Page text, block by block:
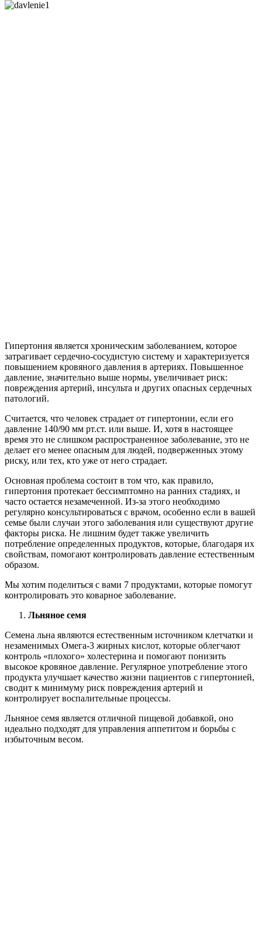
Гипертония является хроническим заболеванием, которое
затрагивает сердечно-сосудистую систему и характеризуется
повышением кровяного давления в артериях. Повышенное
давление, значительно выше нормы, увеличивает риск:
повреждения артерий, инсульта и других опасных сердечных
патологий.
Считается, что человек страдает от гипертонии, если его
давление 140/90 мм рт.ст. или выше. И, хотя в настоящее
время это не слишком распространенное заболевание, это не
делает его менее опасным для людей, подверженных этому
риску, или тех, кто уже от него страдает.
Основная проблема состоит в том что, как правило,
гипертония протекает бессимптомно на ранних стадиях, и
часто остается незамеченной. Из-за этого необходимо
регулярно консультироваться с врачом, особенно если в вашей
семье были случаи этого заболевания или существуют другие
факторы риска. Не лишним будет также увеличить
потребление определенных продуктов, которые, благодаря их
свойствам, помогают контролировать давление естественным
образом.
Мы хотим поделиться с вами 7 продуктами, которые помогут
контролировать это коварное заболевание.
Льняное семя
Семена льна являются естественным источником клетчатки и
незаменимых Омега-3 жирных кислот, которые облегчают
контроль «плохого» холестерина и помогают понизить
высокое кровяное давление. Регулярное употребление этого
продукта улучшает качество жизни пациентов с гипертонией,
сводит к минимуму риск повреждения артерий и
контролирует воспалительные процессы.
Льняное семя является отличной пищевой добавкой, оно
идеально подходят для управления аппетитом и борьбы с
избыточным весом.